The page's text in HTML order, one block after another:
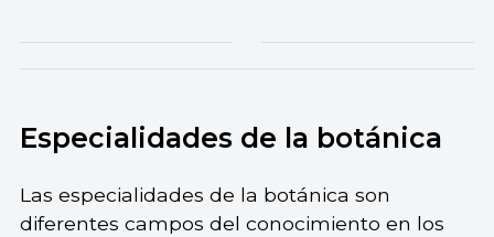
Especialidades de la botánica
Las especialidades de la botánica son
diferentes campos del conocimiento en los